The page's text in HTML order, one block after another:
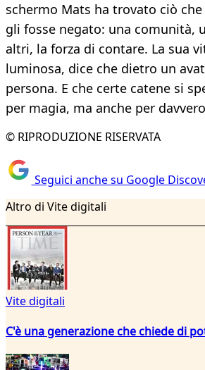
schermo Mats ha trovato ciò
gli fosse negato: una comunità,
altri, la forza di contare. La sua
luminosa, dice che dietro un
persona. E che certe catene si
per magia, ma anche per
© RIPRODUZIONE RISERVATA
Seguici anche su Google
Altro di Vite digitali
Vite digitali
C'è una generazione che chiede di